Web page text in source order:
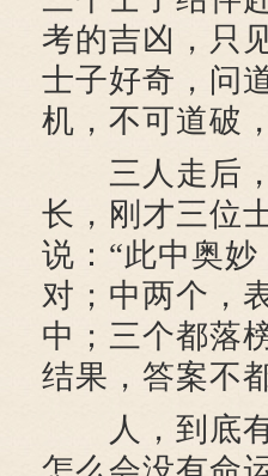
考的吉凶，只
士子好奇，问
机，不可道破
三人走后，
长，刚才三位
说：“此中奥
对；中两个，
中；三个都落
结果，答案不
人，到底